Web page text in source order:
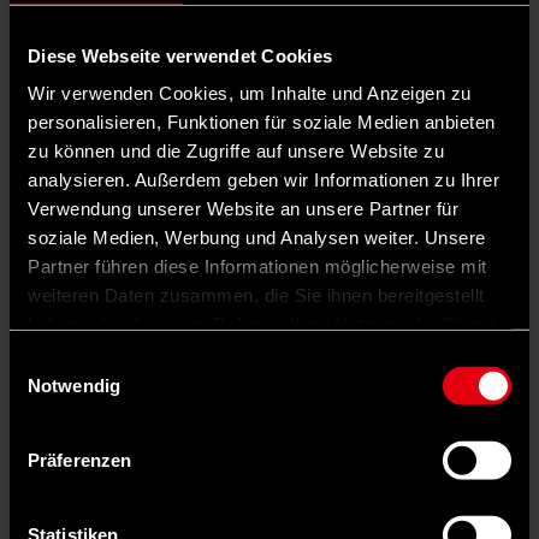
Diese Webseite verwendet Cookies
Wir verwenden Cookies, um Inhalte und Anzeigen zu
personalisieren, Funktionen für soziale Medien anbieten
zu können und die Zugriffe auf unsere Website zu
analysieren. Außerdem geben wir Informationen zu Ihrer
Verwendung unserer Website an unsere Partner für
soziale Medien, Werbung und Analysen weiter. Unsere
Partner führen diese Informationen möglicherweise mit
weiteren Daten zusammen, die Sie ihnen bereitgestellt
Notwendig
Präferenzen
Statistiken